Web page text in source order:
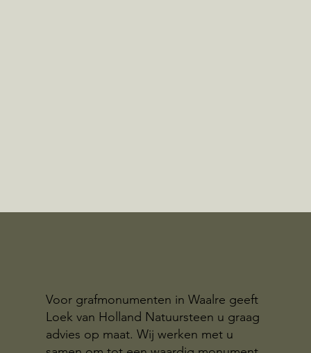
Voor grafmonumenten in Waalre geeft
Loek van Holland Natuursteen u graag
advies op maat. Wij werken met u